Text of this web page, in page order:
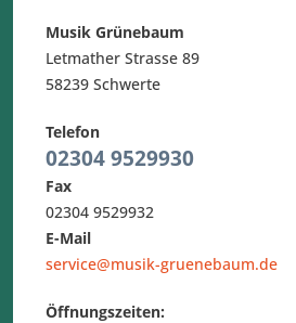
Musik Grünebaum
Letmather Strasse 89
58239 Schwerte
Telefon
02304 9529930
Fax
02304 9529932
E-Mail
service@musik-gruenebaum.de
Öffnungszeiten: